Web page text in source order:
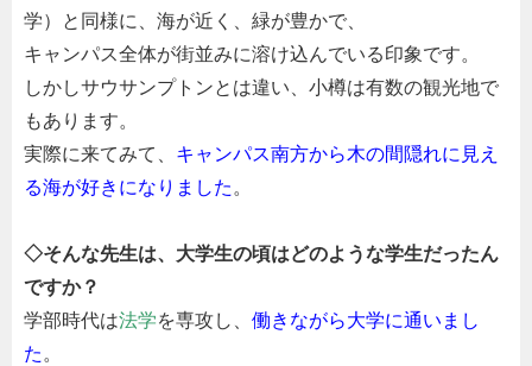
学）と同様に、海が近く、緑が豊かで、
キャンパス全体が街並みに溶け込んでいる印象です。
しかしサウサンプトンとは違い、小樽は有数の観光地で
もあります。
実際に来てみて、 キャンパス南方から木の間隠れに見え
る海が好きになりました 。
◇そんな先生は、大学生の頃はどのような学生だったん
ですか？
学部時代は法学を専攻し、 働きながら大学に通いまし
た 。